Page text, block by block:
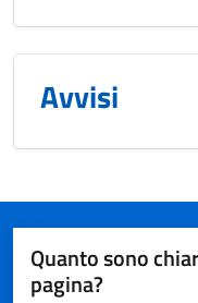
Avvisi
Quanto sono
pagina?